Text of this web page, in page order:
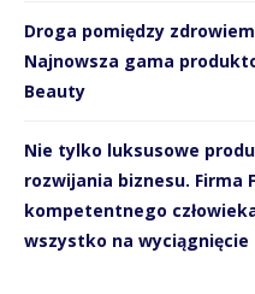
Droga pomiędzy
Najnowsza gama
Beauty
Nie tylko luksusowe
rozwijania biznesu. Firma
kompetentnego
wszystko na wyciągnięcie